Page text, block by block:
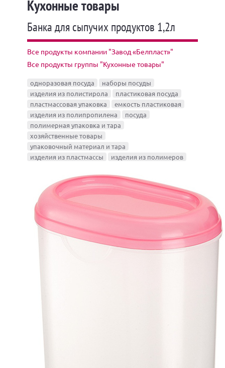
Кухонные товары
Банка для сыпучих продуктов 1,2л
Все продукты компании "Завод «Белпласт»"
Все продукты группы "Кухонные товары"
одноразовая посуда
наборы посуды
изделия из полистирола
пластиковая посуда
пластмассовая упаковка
емкость пластиковая
изделия из полипропилена
посуда
полимерная упаковка и тара
хозяйственные товары
упаковочный материал и тара
изделия из пластмассы
изделия из полимеров